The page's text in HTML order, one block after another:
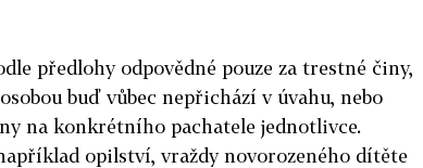
předlohy odpovědné pouze za trestné činy,
buď vůbec nepřichází v úvahu, nebo
na konkrétního pachatele jednotlivce.
opilství, vraždy novorozeného dítěte